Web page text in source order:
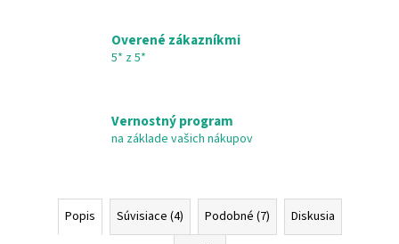
Overené zákazníkmi
5* z 5*
Vernostný program
na základe vašich nákupov
Popis Súvisiace (4) Podobné (7)
Diskusia